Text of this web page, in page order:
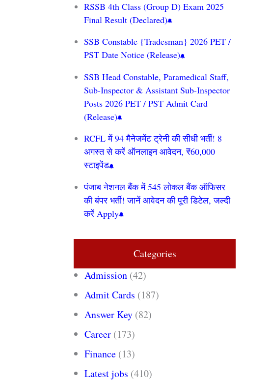
RSSB 4th Class (Group D) Exam 2025
Final Result (Declared)
SSB Constable {Tradesman} 2026 PET /
PST Date Notice (Release)
SSB Head Constable, Paramedical Staff,
Sub-Inspector & Assistant Sub-Inspector
Posts 2026 PET / PST Admit Card
(Release)
RCFL में 94 मैनेजमेंट ट्रेनी की सीधी भर्ती! 8
अगस्त से करें ऑनलाइन आवेदन, ₹60,000
स्टाइपेंड
पंजाब नेशनल बैंक में 545 लोकल बैंक ऑफिसर
की बंपर भर्ती! जानें आवेदन की पूरी डिटेल, जल्दी
करें Apply
Categories
Admission (42)
Admit Cards (187)
Answer Key (82)
Career (173)
Finance (13)
Latest jobs (410)